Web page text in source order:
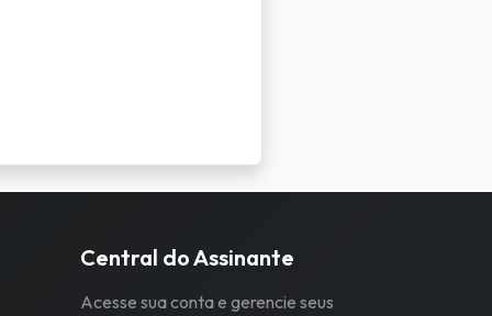
Central do Assinante
Acesse sua conta e gerencie seus